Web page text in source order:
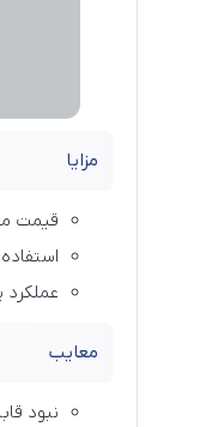
مزایا
قیمت
عملکرد
معایب
نبود